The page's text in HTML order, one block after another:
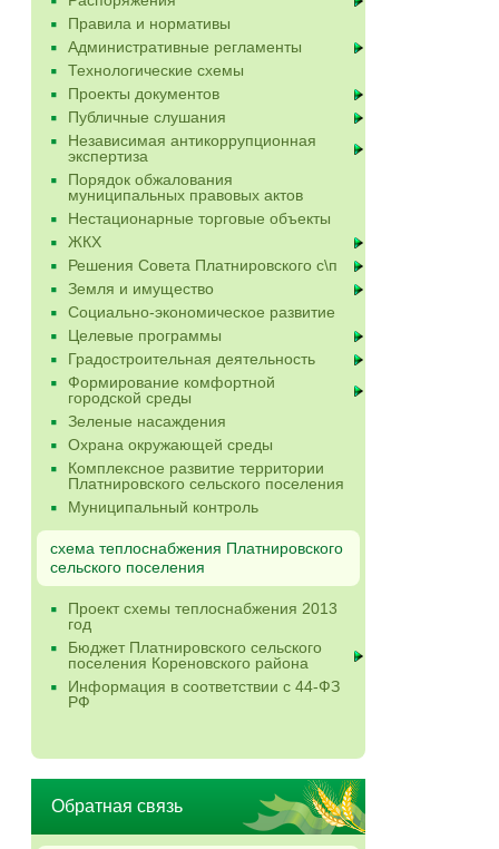
Правила и нормативы
Административные регламенты
Технологические схемы
Проекты документов
Публичные слушания
Независимая антикоррупционная
экспертиза
Порядок обжалования
муниципальных правовых актов
Нестационарные торговые объекты
ЖКХ
Решения Совета Платнировского с\п
Земля и имущество
Социально-экономическое развитие
Целевые программы
Градостроительная деятельность
Формирование комфортной
городской среды
Зеленые насаждения
Охрана окружающей среды
Комплексное развитие территории
Платнировского сельского поселения
Муниципальный контроль
схема теплоснабжения Платнировского
сельского поселения
Проект схемы теплоснабжения 2013
год
Бюджет Платнировского сельского
поселения Кореновского района
Информация в соответствии с 44-ФЗ
РФ
Обратная связь